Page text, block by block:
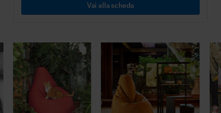
Vai alla scheda